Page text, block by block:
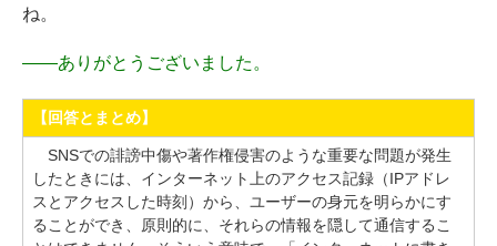
ね。
――ありがとうございました。
【回答とまとめ】
SNSでの誹謗中傷や著作権侵害のような重要な問題が発生
したときには、インターネット上のアクセス記録（IPアドレ
スとアクセスした時刻）から、ユーザーの身元を明らかにす
ることができ、原則的に、それらの情報を隠して通信するこ